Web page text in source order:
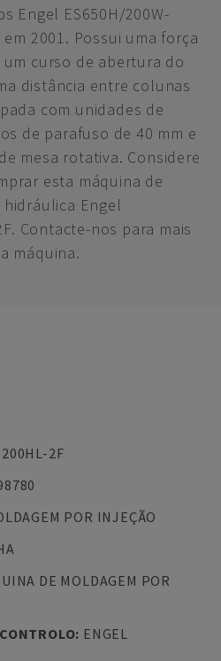
Engel ES650H/200W-
2001. Possui uma força
curso de abertura do
distância entre colunas
com unidades de
de parafuso de 40 mm e
mesa rotativa. Considere
esta máquina de
Engel
Contacte-nos para mais
máquina.
2F
POR INJEÇÃO
DE MOLDAGEM POR
: ENGEL